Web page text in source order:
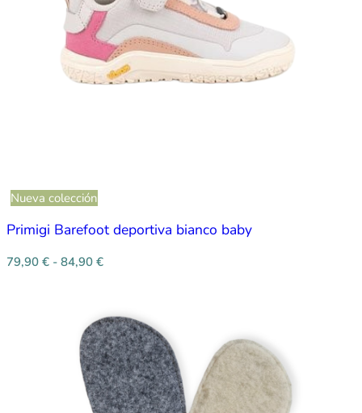
Nueva colección
Primigi Barefoot deportiva bianco baby
79,90 € - 84,90 €